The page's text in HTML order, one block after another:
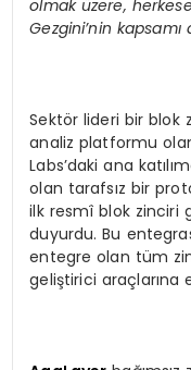
olmak üzere,
Gezgini’nin kapsamı
Sektör lideri bir blok
analiz platformu
Labs’daki ana
olan tarafsız bir
ilk resmî blok zinciri
duyurdu. Bu
entegre olan tüm
geliştirici araçlarına